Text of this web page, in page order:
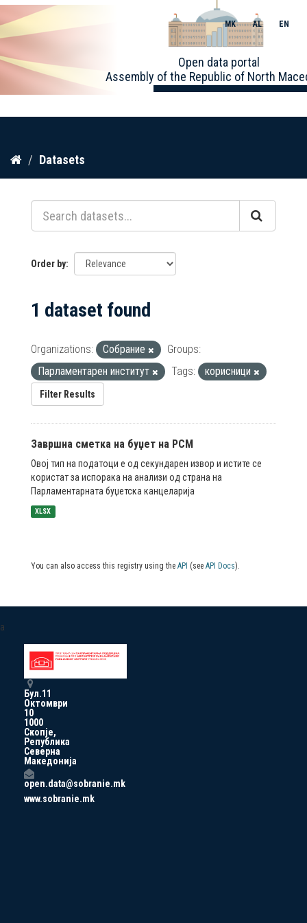
Skip
content
Open data portal
Assembly of the Republic of North
MK AL EN
Datasets
Order by
1 dataset found
Organizations: Собрание
Groups:
Парламентарен институт
Tags: корисници
Filter Results
Завршна сметка на буџет на РСМ
Овој тип на податоци е од секундарен извор и истите се
користат за испорака на анализи од страна на
Парламентарната буџетска канцеларија
XLSX
You can also access this registry using the API (see API Docs).
a
Бул.11
Октомври
10
1000
Скопје,
Република
Северна
Македонија
open.data@sobranie.mk
www.sobranie.mk